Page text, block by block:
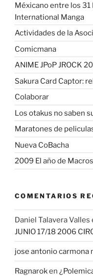
Méxicano entre los
International Manga
Actividades de la
Comicmana
ANIME JPoP JROCK
Sakura Card Captor:
Colaborar
Los otakus no saben
Maratones de
Nueva CoBacha
2009 El año de
COMENTARIOS
Daniel Talavera Valles
JUNIO 17/18 2006
jose antonio carmona
Ragnaroken